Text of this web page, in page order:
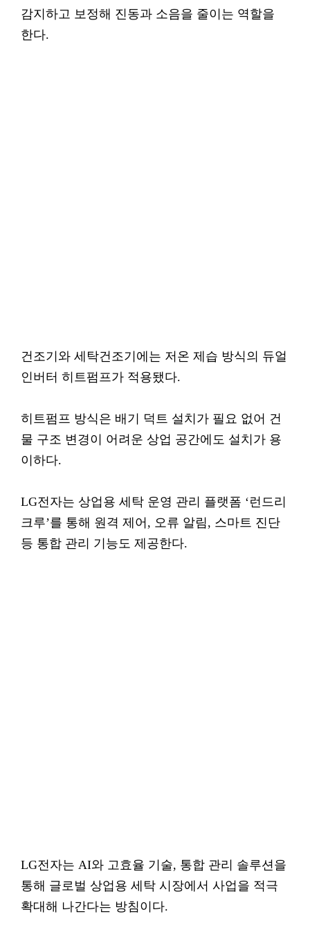
감지하고 보정해 진동과 소음을 줄이는 역할을
한다.
건조기와 세탁건조기에는 저온 제습 방식의 듀얼
인버터 히트펌프가 적용됐다.
히트펌프 방식은 배기 덕트 설치가 필요 없어 건
물 구조 변경이 어려운 상업 공간에도 설치가 용
이하다.
LG전자는 상업용 세탁 운영 관리 플랫폼 ‘런드리
크루’를 통해 원격 제어, 오류 알림, 스마트 진단
등 통합 관리 기능도 제공한다.
LG전자는 AI와 고효율 기술, 통합 관리 솔루션을
통해 글로벌 상업용 세탁 시장에서 사업을 적극
확대해 나간다는 방침이다.